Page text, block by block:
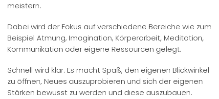
meistern.
Dabei wird der Fokus auf verschiedene Bereiche wie zum
Beispiel Atmung, Imagination, Körperarbeit, Meditation,
Kommunikation oder eigene Ressourcen gelegt.
Schnell wird klar: Es macht Spaß, den eigenen Blickwinkel
zu öffnen, Neues auszuprobieren und sich der eigenen
Stärken bewusst zu werden und diese auszubauen.